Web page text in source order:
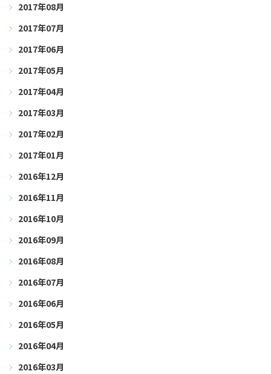
2017年08月
2017年07月
2017年06月
2017年05月
2017年04月
2017年03月
2017年02月
2017年01月
2016年12月
2016年11月
2016年10月
2016年09月
2016年08月
2016年07月
2016年06月
2016年05月
2016年04月
2016年03月